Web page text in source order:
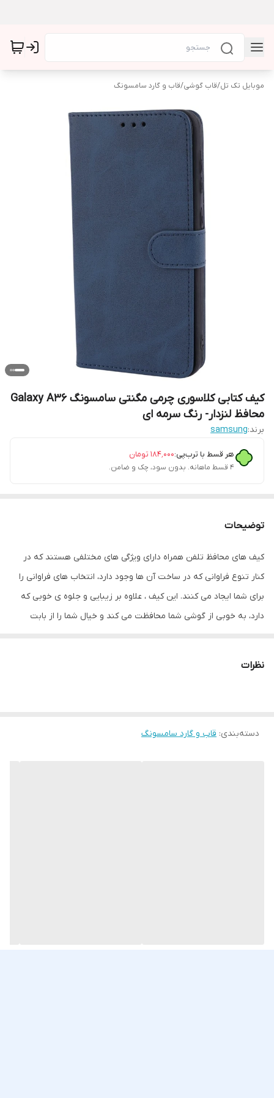
موبایل تک تل/قاب گوشی/قاب و گارد سامسونگ
کیف کتابی کلاسوری چرمی مگنتی سامسونگ Galaxy A36
محافظ لنزدار- رنگ سرمه ای
برند:samsung
هر قسط با ترب‌پی:۱۸۴٬۰۰۰ تومان
۴ قسط ماهانه. بدون سود، چک و ضامن.
توضیحات
کیف های محافظ تلفن همراه دارای ویژگی های مختلفی هستند که در
کنار تنوع فراوانی که در ساخت آن ها وجود دارد، انتخاب های فراوانی را
برای شما ایجاد می کنند. این کیف ، علاوه بر زیبایی و جلوه ی خوبی که
دارد، به خوبی از گوشی شما محافظت می کند و خیال شما را از بابت
است که روی درب آن (قسمت داخلی) جای گذاری شده است و به راحتی
نظرات
دسته‌بندی: قاب و گارد سامسونگ